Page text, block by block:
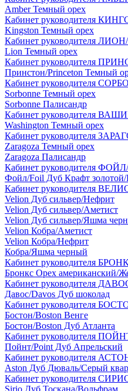
Amber Темный орех
Кабинет руководителя
Kingston Темный орех
Кабинет руководителя
Lion Темный орех
Кабинет руководителя
Принстон/Princeton Темный
Кабинет руководителя
Sorbonne Темный орех
Sorbonne Палисандр
Кабинет руководителя
Washington Темный орех
Кабинет руководителя
Zaragoza Темный орех
Zaragoza Палисандр
Кабинет руководителя
Фойл/Foil Дуб Крафт
Кабинет руководителя
Velion Дуб сильвер/Нефрит
Velion Дуб сильвер/Аметист
Velion Дуб сильвер/Яшма
Velion Кобра/Аметист
Velion Кобра/Нефрит
Кобра/Яшма черный
Кабинет руководителя
Бронкс Орех американский/
Кабинет руководителя
Давос/Davos Дуб шоколад
Кабинет руководителя
Бостон/Boston Венге
Бостон/Boston Дуб Атланта
Кабинет руководителя
Пойнт/Point Дуб Апрельский
Кабинет руководителя
Aston Дуб Дюваль/Серый
Кабинет руководителя
Sirio Дуб Тоскана/Вольфрам